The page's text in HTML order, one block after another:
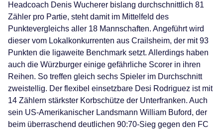
Headcoach Denis Wucherer bislang durchschnittlich 81
Zähler pro Partie, steht damit im Mittelfeld des
Punktevergleichs aller 18 Mannschaften. Angeführt wird
dieser vom Lokalkonkurrenten aus Crailsheim, der mit 93
Punkten die ligaweite Benchmark setzt. Allerdings haben
auch die Würzburger einige gefährliche Scorer in ihren
Reihen. So treffen gleich sechs Spieler im Durchschnitt
zweistellig. Der flexibel einsetzbare Desi Rodriguez ist mit
14 Zählern stärkster Korbschütze der Unterfranken. Auch
sein US-Amerikanischer Landsmann William Buford, der
beim überraschend deutlichen 90:70-Sieg gegen den FC